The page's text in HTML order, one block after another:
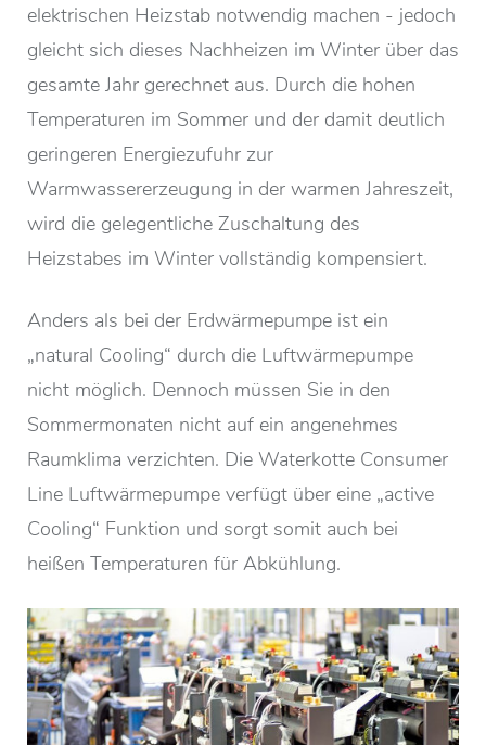
elektrischen Heizstab notwendig machen - jedoch
gleicht sich dieses Nachheizen im Winter über das
gesamte Jahr gerechnet aus. Durch die hohen
Temperaturen im Sommer und der damit deutlich
geringeren Energiezufuhr zur
Warmwassererzeugung in der warmen Jahreszeit,
wird die gelegentliche Zuschaltung des
Heizstabes im Winter vollständig kompensiert.
Anders als bei der Erdwärmepumpe ist ein
„natural Cooling“ durch die Luftwärmepumpe
nicht möglich. Dennoch müssen Sie in den
Sommermonaten nicht auf ein angenehmes
Raumklima verzichten. Die Waterkotte Consumer
Line Luftwärmepumpe verfügt über eine „active
Cooling“ Funktion und sorgt somit auch bei
heißen Temperaturen für Abkühlung.